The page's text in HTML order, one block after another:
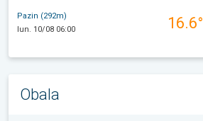
Pazin (292m)
lun. 10/08 06:00
16.6°
Obala